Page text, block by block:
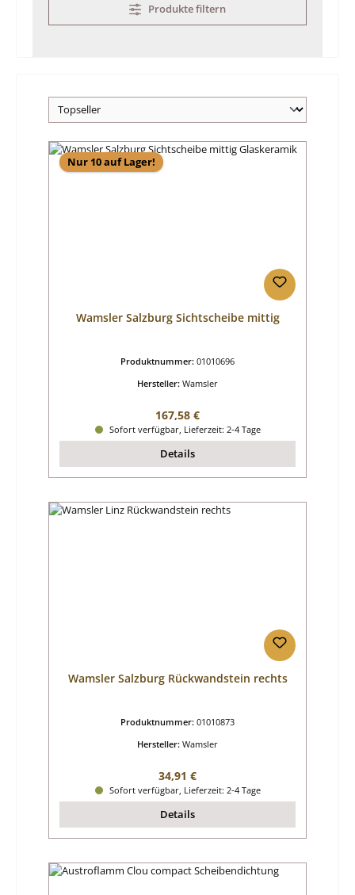
Produkte filtern
Nur 10 auf Lager!
Wamsler Salzburg Sichtscheibe mittig
Produktnummer: 01010696
Hersteller: Wamsler
Regulärer Preis:
167,58 €
Sofort verfügbar, Lieferzeit: 2-4 Tage
Details
Wamsler Salzburg Rückwandstein rechts
Produktnummer: 01010873
Hersteller: Wamsler
Regulärer Preis:
34,91 €
Sofort verfügbar, Lieferzeit: 2-4 Tage
Details